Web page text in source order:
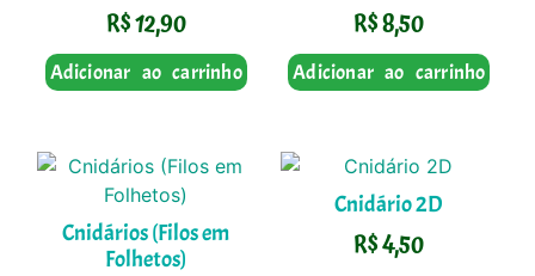
R$12,90
Adicionar ao carrinho
R$8,50
Adicionar ao carrinho
Cnidários (Filos em
Folhetos)
Cnidário 2D
R$4,50